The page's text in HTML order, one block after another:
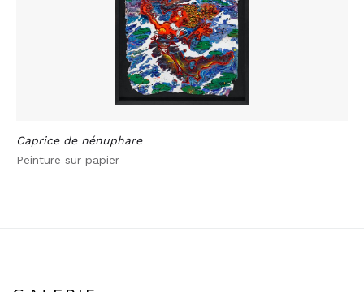
Caprice de nénuphare
Peinture sur papier